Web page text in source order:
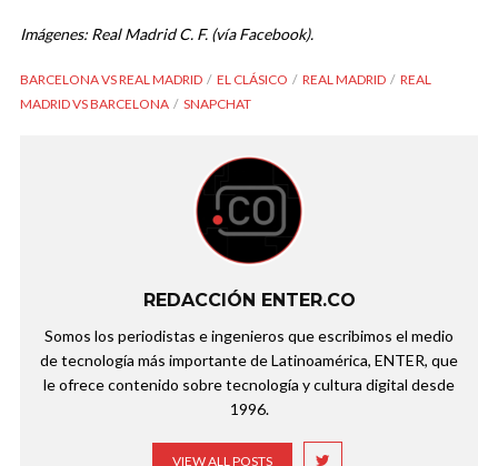
Imágenes: Real Madrid C. F. (vía Facebook).
BARCELONA VS REAL MADRID EL CLÁSICO REAL MADRID
REAL
MADRID VS BARCELONA
SNAPCHAT
REDACCIÓN ENTER.CO
Somos los periodistas e ingenieros que escribimos el medio
de tecnología más importante de Latinoamérica, ENTER, que
le ofrece contenido sobre tecnología y cultura digital desde
1996.
VIEW ALL POSTS